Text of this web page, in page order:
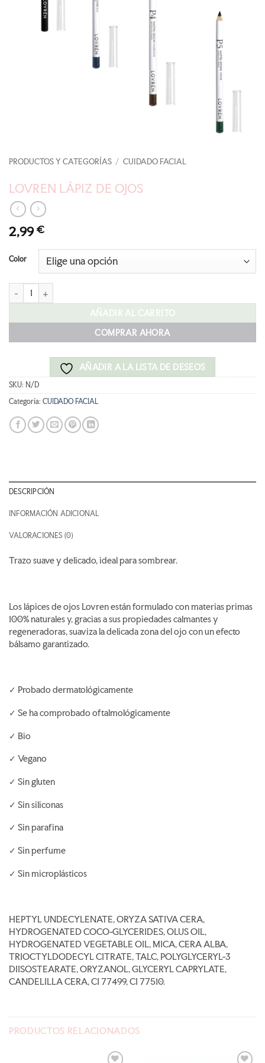
PRODUCTOS Y CATEGORÍAS / CUIDADO FACIAL
LOVREN LÁPIZ DE OJOS
2,99 €
Color
LOVREN LÁPIZ DE OJOS cantidad
AÑADIR AL CARRITO
COMPRAR AHORA
AÑADIR A LA LISTA DE DESEOS
SKU: N/D
Categoría: CUIDADO FACIAL
DESCRIPCIÓN
INFORMACIÓN ADICIONAL
VALORACIONES (0)
Trazo suave y delicado, ideal para sombrear.
Los lápices de ojos Lovren están formulado con materias primas
100% naturales y, gracias a sus propiedades calmantes y
regeneradoras, suaviza la delicada zona del ojo con un efecto
bálsamo garantizado.
✓ Probado dermatológicamente
✓ Se ha comprobado oftalmológicamente
✓ Bio
✓ Vegano
✓ Sin gluten
✓ Sin siliconas
✓ Sin parafina
✓ Sin perfume
✓ Sin microplásticos
HEPTYL UNDECYLENATE, ORYZA SATIVA CERA,
HYDROGENATED COCO-GLYCERIDES, OLUS OIL,
HYDROGENATED VEGETABLE OIL, MICA, CERA ALBA,
TRIOCTYLDODECYL CITRATE, TALC, POLYGLYCERYL-3
DIISOSTEARATE, ORYZANOL, GLYCERYL CAPRYLATE,
CANDELILLA CERA, CI 77499, CI 77510.
PRODUCTOS RELACIONADOS